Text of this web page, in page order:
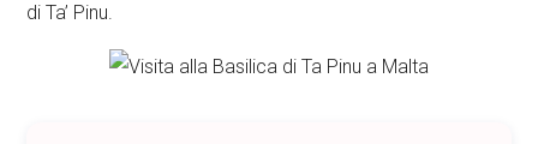
di Ta’ Pinu.